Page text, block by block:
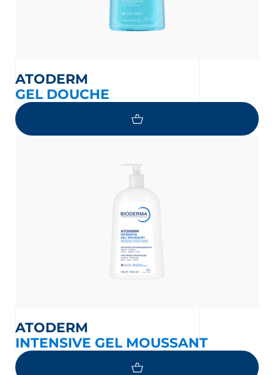
ATODERM
GEL DOUCHE
ATODERM
INTENSIVE GEL MOUSSANT